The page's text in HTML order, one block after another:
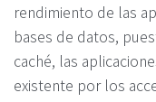
rendimiento de las
bases de datos,
caché, las
existente por los